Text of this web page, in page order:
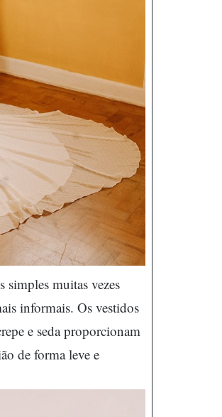
simples muitas vezes
informais. Os vestidos
e seda proporcionam
de forma leve e